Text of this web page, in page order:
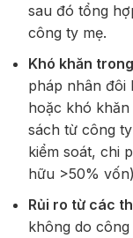
sau đó tổng
công ty mẹ.
Khó khăn
pháp nhân đôi
hoặc khó
sách từ công
kiểm soát, chi
hữu >50%
Rủi ro từ các
không do